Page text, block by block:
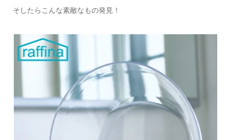
そしたらこんな素敵なもの発見！